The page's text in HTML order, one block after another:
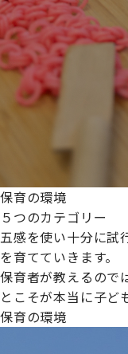
保育の環境
５つのカテゴリー
五感を使い十分に試
を育てていきます。
保育者が教えるので
とこそが本当に子ど
保育の環境